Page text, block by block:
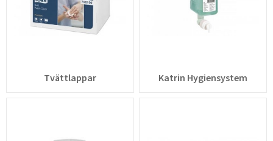
Tvättlappar Katrin Hygiensystem